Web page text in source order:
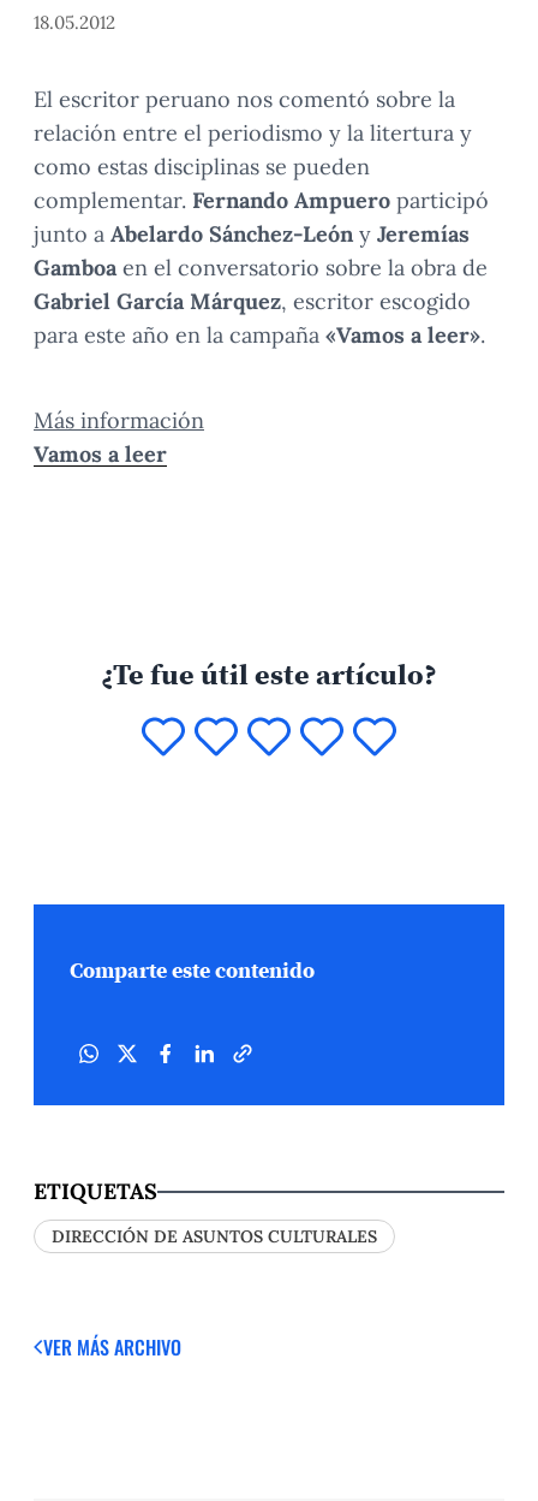
18.05.2012
El escritor peruano nos comentó sobre la
relación entre el periodismo y la litertura y
como estas disciplinas se pueden
complementar. Fernando Ampuero participó
junto a Abelardo Sánchez-León y Jeremías
Gamboaen el conversatorio sobre la obra de
Gabriel García Márquez, escritor escogido
para este año en la campaña «Vamos a leer».
Más información
Vamos a leer
¿Te fue útil este artículo?
Comparte este contenido
ETIQUETAS
DIRECCIÓN DE ASUNTOS CULTURALES
VER MÁSARCHIVO